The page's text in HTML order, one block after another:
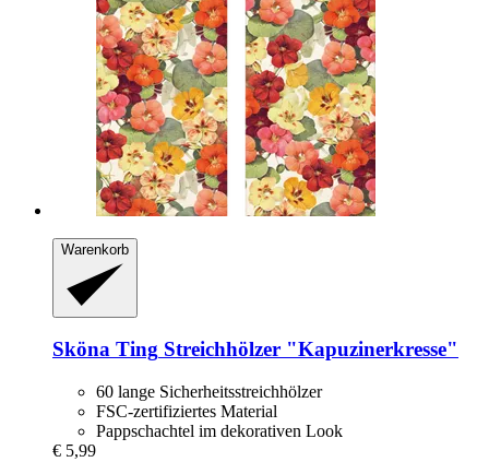
Warenkorb
Sköna Ting Streichhölzer "Kapuzinerkresse"
60 lange Sicherheitsstreichhölzer
FSC-zertifiziertes Material
Pappschachtel im dekorativen Look
€ 5,99